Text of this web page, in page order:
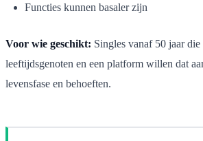
Functies kunnen basaler zijn
Voor wie geschikt: Singles vanaf 50 jaar die
leeftijdsgenoten en een platform willen dat
levensfase en behoeften.